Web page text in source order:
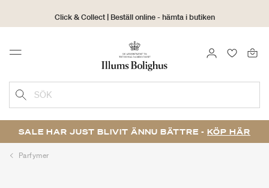
Click & Collect | Beställ online - hämta i butiken
30 dagars returrätt
Menu LOGGA IN
SÖK
SALE HAR JUST BLIVIT ÄNNU BÄTTRE - KÖP HÄR
Parfymer